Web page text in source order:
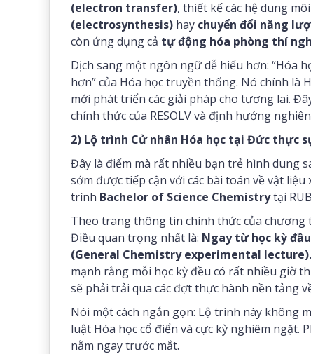
(electron transfer), thiết kế các hệ dung
(electrosynthesis) hay chuyển đổi năng
còn ứng dụng cả tự động hóa phòng thí
Dịch sang một ngôn ngữ dễ hiểu hơn: “Hóa
hơn” của Hóa học truyền thống. Nó chính là
mới phát triển các giải pháp cho tương lai.
chính thức của RESOLV và định hướng
2) Lộ trình Cử nhân Hóa học tại Đức thực
Đây là điểm mà rất nhiều bạn trẻ hình dung
sớm được tiếp cận với các bài toán về vật
trình Bachelor of Science Chemistrytại
Theo trang thông tin chính thức của chương
Điều quan trọng nhất là: Ngay từ học kỳ
(General Chemistry experimental lecture).
mạnh rằng mỗi học kỳ đều có rất nhiều giờ
sẽ phải trải qua các đợt thực hành nền tảng
Nói một cách ngắn gọn: Lộ trình này không
luật Hóa học cổ điển và cực kỳ nghiêm ngặt.
nằm ngay trước mắt.